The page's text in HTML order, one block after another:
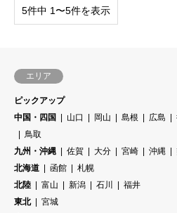
5件中 1〜5件を表示
エリア
ピックアップ
中国・四国
山口 岡山 島根 広島
鳥取
九州・沖縄
佐賀 大分 宮崎 沖縄
北海道
函館
札幌
北陸
富山 新潟 石川
福井
東北
宮城